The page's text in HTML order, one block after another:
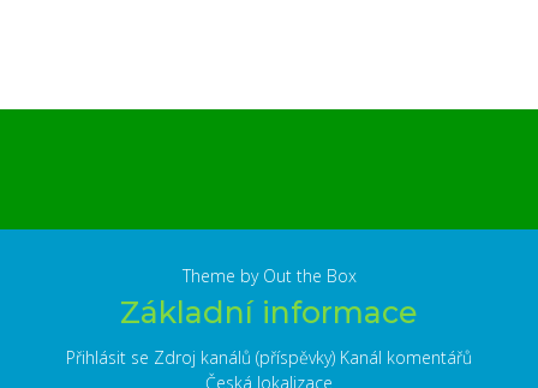
Theme by Out the Box
Základní informace
Přihlásit se Zdroj kanálů (příspěvky) Kanál komentářů
Česká lokalizace